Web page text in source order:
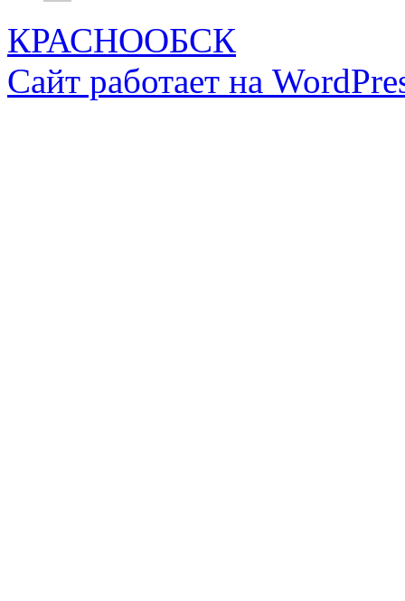
КРАСНООБСК
Сайт работает на